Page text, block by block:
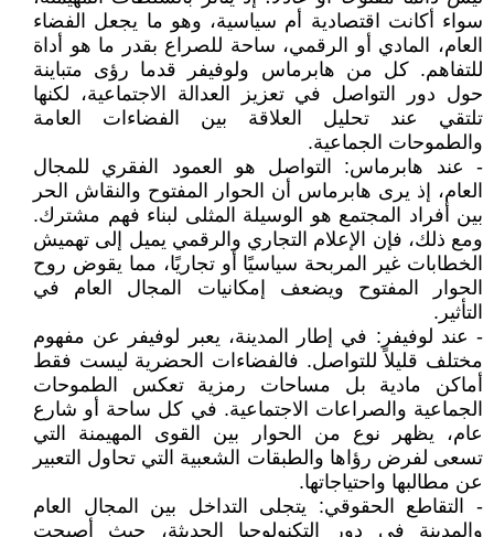
سواء أكانت اقتصادية أم سياسية، وهو ما يجعل الفضاء
العام، المادي أو الرقمي، ساحة للصراع بقدر ما هو أداة
للتفاهم. كل من هابرماس ولوفيفر قدما رؤى متباينة
حول دور التواصل في تعزيز العدالة الاجتماعية، لكنها
تلتقي عند تحليل العلاقة بين الفضاءات العامة
والطموحات الجماعية.
- عند هابرماس: التواصل هو العمود الفقري للمجال
العام، إذ يرى هابرماس أن الحوار المفتوح والنقاش الحر
بين أفراد المجتمع هو الوسيلة المثلى لبناء فهم مشترك.
ومع ذلك، فإن الإعلام التجاري والرقمي يميل إلى تهميش
الخطابات غير المربحة سياسيًا أو تجاريًا، مما يقوض روح
الحوار المفتوح ويضعف إمكانيات المجال العام في
التأثير.
- عند لوفيفر: في إطار المدينة، يعبر لوفيفر عن مفهوم
مختلف قليلاً للتواصل. فالفضاءات الحضرية ليست فقط
أماكن مادية بل مساحات رمزية تعكس الطموحات
الجماعية والصراعات الاجتماعية. في كل ساحة أو شارع
عام، يظهر نوع من الحوار بين القوى المهيمنة التي
تسعى لفرض رؤاها والطبقات الشعبية التي تحاول التعبير
عن مطالبها واحتياجاتها.
- التقاطع الحقوقي: يتجلى التداخل بين المجال العام
والمدينة في دور التكنولوجيا الحديثة، حيث أصبحت